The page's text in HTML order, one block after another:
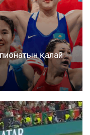
қалай